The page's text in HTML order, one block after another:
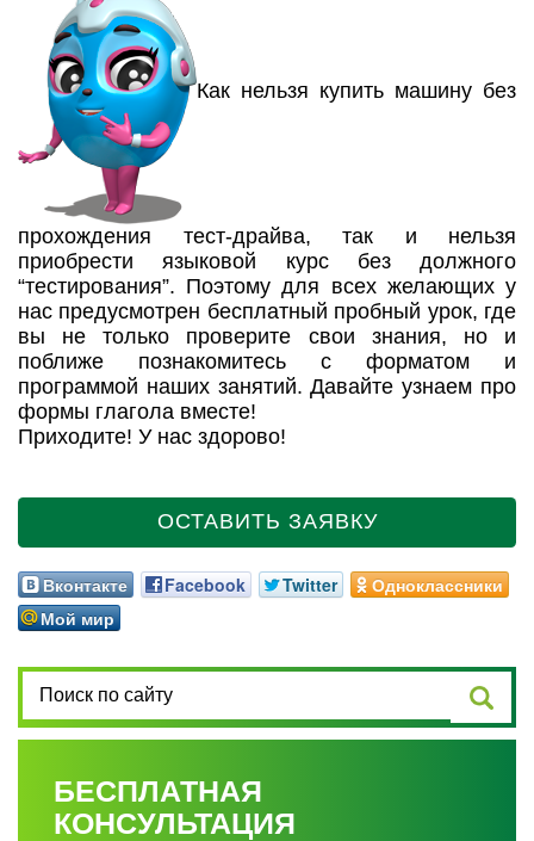
Как нельзя купить машину без
прохождения тест-драйва, так и нельзя
приобрести языковой курс без должного
“тестирования”. Поэтому для всех желающих у
нас предусмотрен бесплатный пробный урок, где
вы не только проверите свои знания, но и
поближе познакомитесь с форматом и
программой наших занятий. Давайте узнаем про
формы глагола вместе!
Приходите! У нас здорово!
ОСТАВИТЬ ЗАЯВКУ
Вконтакте Facebook Twitter
Одноклассники
Мой мир
БЕСПЛАТНАЯ
КОНСУЛЬТАЦИЯ